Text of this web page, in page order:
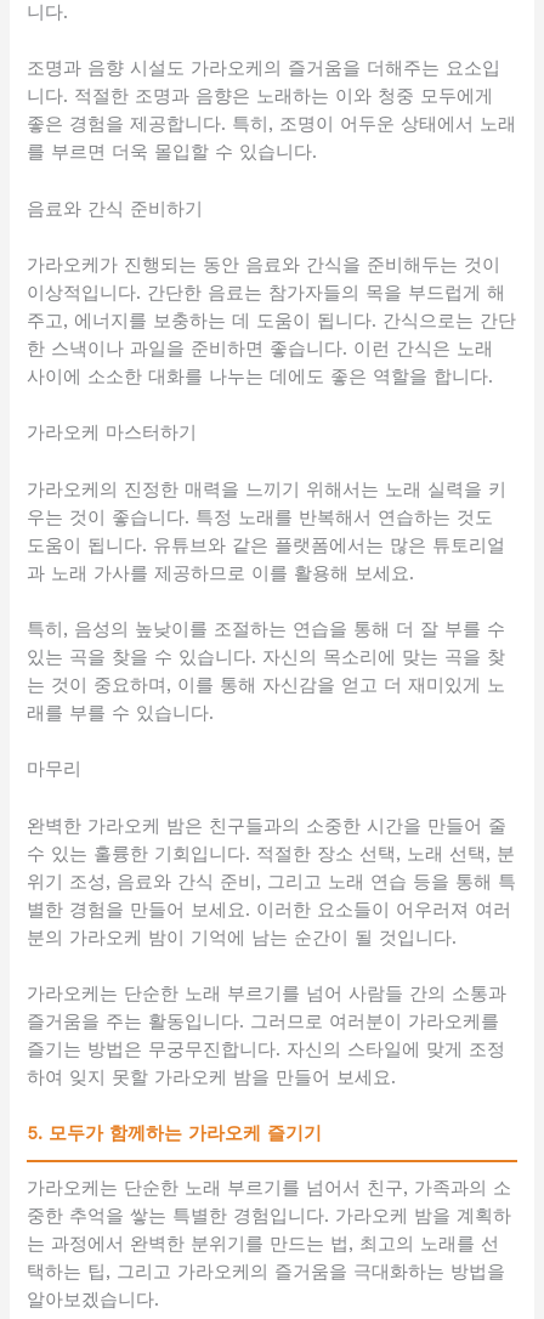
니다.
조명과 음향 시설도 가라오케의 즐거움을 더해주는 요소입
니다. 적절한 조명과 음향은 노래하는 이와 청중 모두에게
좋은 경험을 제공합니다. 특히, 조명이 어두운 상태에서 노래
를 부르면 더욱 몰입할 수 있습니다.
음료와 간식 준비하기
가라오케가 진행되는 동안 음료와 간식을 준비해두는 것이
이상적입니다. 간단한 음료는 참가자들의 목을 부드럽게 해
주고, 에너지를 보충하는 데 도움이 됩니다. 간식으로는 간단
한 스낵이나 과일을 준비하면 좋습니다. 이런 간식은 노래
사이에 소소한 대화를 나누는 데에도 좋은 역할을 합니다.
가라오케 마스터하기
가라오케의 진정한 매력을 느끼기 위해서는 노래 실력을 키
우는 것이 좋습니다. 특정 노래를 반복해서 연습하는 것도
도움이 됩니다. 유튜브와 같은 플랫폼에서는 많은 튜토리얼
과 노래 가사를 제공하므로 이를 활용해 보세요.
특히, 음성의 높낮이를 조절하는 연습을 통해 더 잘 부를 수
있는 곡을 찾을 수 있습니다. 자신의 목소리에 맞는 곡을 찾
는 것이 중요하며, 이를 통해 자신감을 얻고 더 재미있게 노
래를 부를 수 있습니다.
마무리
완벽한 가라오케 밤은 친구들과의 소중한 시간을 만들어 줄
수 있는 훌륭한 기회입니다. 적절한 장소 선택, 노래 선택, 분
위기 조성, 음료와 간식 준비, 그리고 노래 연습 등을 통해 특
별한 경험을 만들어 보세요. 이러한 요소들이 어우러져 여러
분의 가라오케 밤이 기억에 남는 순간이 될 것입니다.
가라오케는 단순한 노래 부르기를 넘어 사람들 간의 소통과
즐거움을 주는 활동입니다. 그러므로 여러분이 가라오케를
즐기는 방법은 무궁무진합니다. 자신의 스타일에 맞게 조정
하여 잊지 못할 가라오케 밤을 만들어 보세요.
5. 모두가 함께하는 가라오케 즐기기
가라오케는 단순한 노래 부르기를 넘어서 친구, 가족과의 소
중한 추억을 쌓는 특별한 경험입니다. 가라오케 밤을 계획하
는 과정에서 완벽한 분위기를 만드는 법, 최고의 노래를 선
택하는 팁, 그리고 가라오케의 즐거움을 극대화하는 방법을
알아보겠습니다.